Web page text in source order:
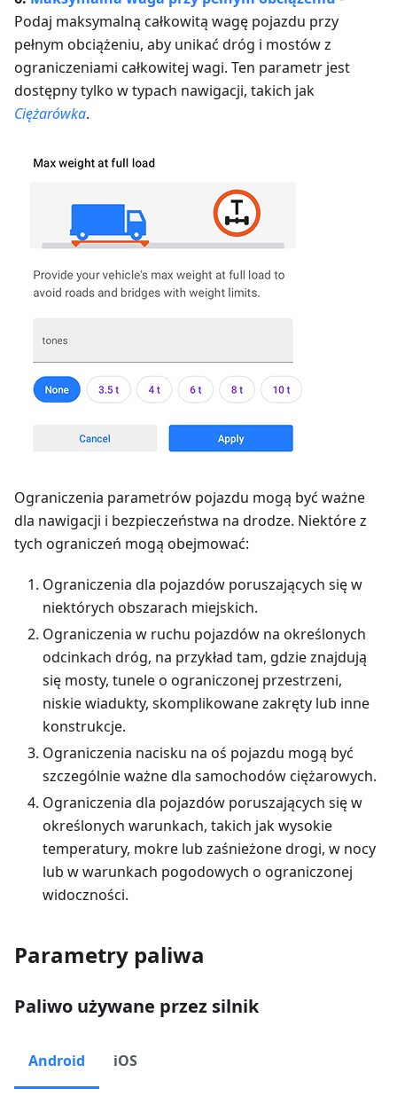
Podaj maksymalną całkowitą wagę pojazdu przy
pełnym obciążeniu, aby unikać dróg i mostów z
ograniczeniami całkowitej wagi. Ten parametr jest
dostępny tylko w typach nawigacji, takich jak
Ciężarówka.
Ograniczenia parametrów pojazdu mogą być ważne
dla nawigacji i bezpieczeństwa na drodze. Niektóre z
tych ograniczeń mogą obejmować:
Ograniczenia dla pojazdów poruszających się w
niektórych obszarach miejskich.
Ograniczenia w ruchu pojazdów na określonych
odcinkach dróg, na przykład tam, gdzie znajdują
się mosty, tunele o ograniczonej przestrzeni,
niskie wiadukty, skomplikowane zakręty lub inne
konstrukcje.
Ograniczenia nacisku na oś pojazdu mogą być
szczególnie ważne dla samochodów ciężarowych.
Ograniczenia dla pojazdów poruszających się w
określonych warunkach, takich jak wysokie
temperatury, mokre lub zaśnieżone drogi, w nocy
lub w warunkach pogodowych o ograniczonej
widoczności.
Parametry paliwa
Paliwo używane przez silnik
Android iOS